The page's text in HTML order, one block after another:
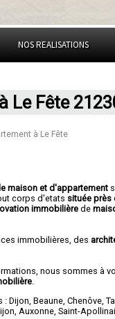
NOS REALISATIONS
Le Fête
à Le Fête
maison et d'appartement
corps d'etats située près
immobilièrede
immobilières, des
nous sommes à
:Dijon ,Beaune ,Chenôve ,
Auxonne ,Saint-